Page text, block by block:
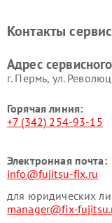
Контакты
Адрес
г. Пермь, ул.
Горячая линия:
+7 (342) 254-93-15
Электронная почта:
info@fujitsu-fix.ru
для юридических
manager@fix-